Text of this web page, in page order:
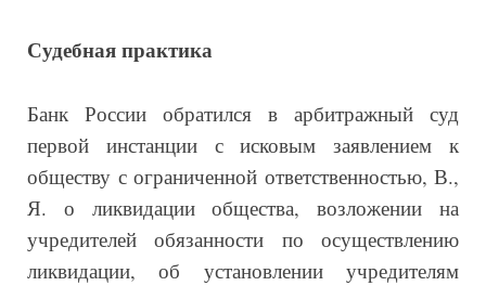
Судебная практика
Банк России обратился в арбитражный суд
первой инстанции с исковым заявлением к
обществу с ограниченной ответственностью, В.,
Я. о ликвидации общества, возложении на
учредителей обязанности по осуществлению
ликвидации, об установлении учредителям